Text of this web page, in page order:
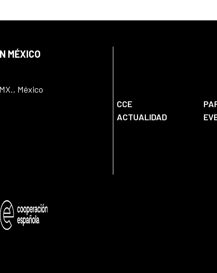
MÉXICO
México
CCE
ACTUALIDAD